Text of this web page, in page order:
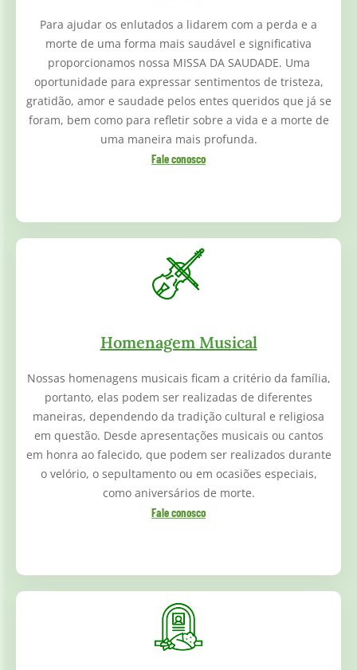
Para ajudar os enlutados a lidarem com a perda e a
morte de uma forma mais saudável e significativa
proporcionamos nossa MISSA DA SAUDADE. Uma
oportunidade para expressar sentimentos de tristeza,
gratidão, amor e saudade pelos entes queridos que já se
foram, bem como para refletir sobre a vida e a morte de
uma maneira mais profunda.
Fale conosco
Homenagem Musical
Nossas homenagens musicais ficam a critério da família,
portanto, elas podem ser realizadas de diferentes
maneiras, dependendo da tradição cultural e religiosa
em questão. Desde apresentações musicais ou cantos
em honra ao falecido, que podem ser realizados durante
o velório, o sepultamento ou em ocasiões especiais,
como aniversários de morte.
Fale conosco